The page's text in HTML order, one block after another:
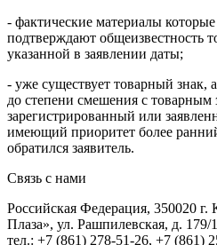
- фактические материалы
подтверждают общеизвестность
указанной в заявлении даты;
- уже существует товарный
до степени смешения с товарным
зарегистрированный или
имеющий приоритет более
обратился заявитель.
Связь с нами
Российская Федерация, 350020
Плаза», ул. Рашпилевская, д. 179/
тел.: +7 (861) 278-51-26, +7 (861)